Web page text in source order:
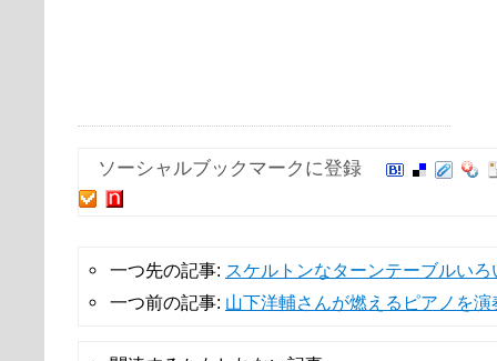
ソーシャルブックマークに登録
一つ先の記事: スケルトンなターンテーブルいろ
一つ前の記事: 山下洋輔さんが燃えるピアノを演